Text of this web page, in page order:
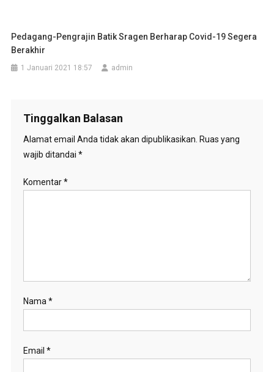
Pedagang-Pengrajin Batik Sragen Berharap Covid-19 Segera
Berakhir
1 Januari 2021 18:57 admin
Tinggalkan Balasan
Alamat email Anda tidak akan dipublikasikan. Ruas yang
wajib ditandai *
Komentar*
Nama *
Email *